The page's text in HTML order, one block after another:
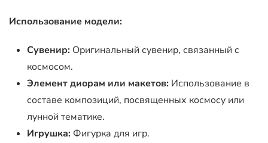
Использование модели:
Сувенир: Оригинальный сувенир, связанный с
космосом.
Элемент диорам или макетов: Использование в
составе композиций, посвященных космосу или
лунной тематике.
Игрушка: Фигурка для игр.